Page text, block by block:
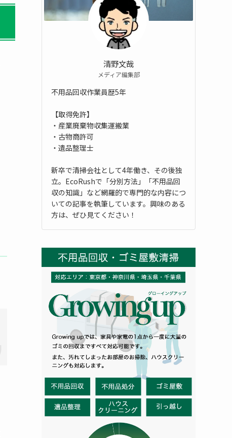
清野文哉
メディア編集部
不用品回収作業員歴5年
【取得免許】
・産業廃棄物収集運搬業
・古物商許可
・遺品整理士
新卒で清掃会社として4年働き、その後独
立。EcoRushで「分別方法」「不用品回
収の知識」など網羅的で専門的な内容につ
いての記事を執筆しています。興味のある
方は、ぜひ見てください！